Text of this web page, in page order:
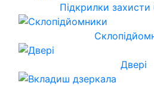
Підкрилки захисти
Двері